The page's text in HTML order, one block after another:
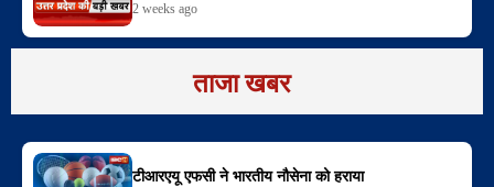
2 weeks ago
ताजा खबर
टीआरएयू एफसी ने भारतीय नौसेना को हराया